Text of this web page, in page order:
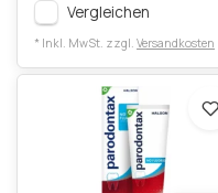
Vergleichen
* Inkl. MwSt. zzgl. Versandkosten